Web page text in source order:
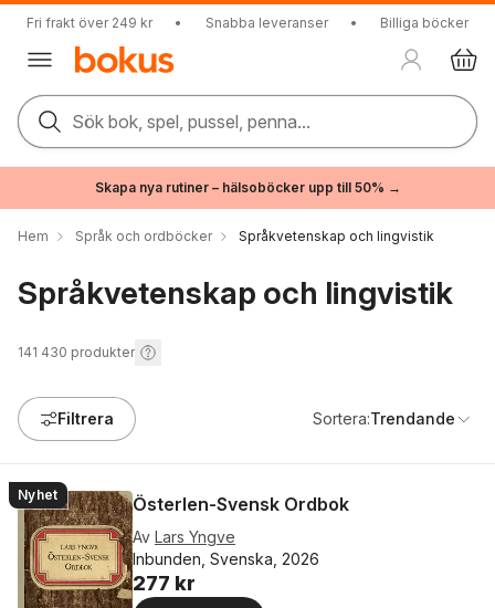
Fri frakt över 249 kr • Snabba leveranser • Billiga böcker
Sök bok, spel, pussel, penna...
Skapa nya rutiner – hälsoböcker upp till 50% →
Hem Språk och ordböcker Språkvetenskap och lingvistik
Språkvetenskap och lingvistik
141 430 produkter
Filtrera Sortera:Trendande
Nyhet Österlen-Svensk Ordbok
Av Lars Yngve
Inbunden, Svenska, 2026
277 kr